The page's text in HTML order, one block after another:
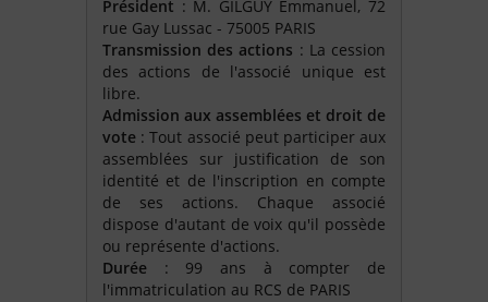
Président : M. GILGUY Emmanuel, 72
rue Gay Lussac - 75005 PARIS
Transmission des actions : La cession
des actions de l'associé unique est
libre.
Admission aux assemblées et droit de
vote : Tout associé peut participer aux
assemblées sur justification de son
identité et de l'inscription en compte
de ses actions. Chaque associé
dispose d'autant de voix qu'il possède
ou représente d'actions.
Durée : 99 ans à compter de
l'immatriculation au RCS de PARIS